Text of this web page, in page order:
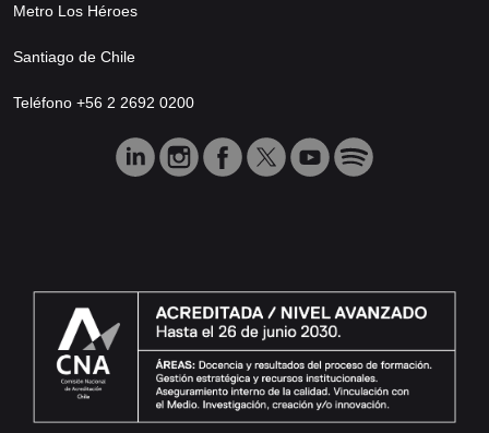
Metro Los Héroes
Santiago de Chile
Teléfono +56 2 2692 0200